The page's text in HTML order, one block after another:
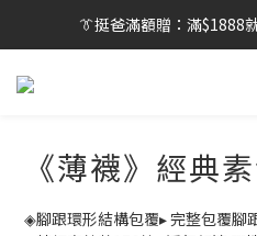
👔挺爸行動：全館襪款【
👔挺爸滿額贈：滿$1888
【刷卡/電子支付限定】下單
《薄襪》經典
◈腳跟環形結構包覆▸ 完整包覆腳